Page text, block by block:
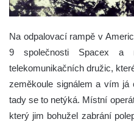
Na odpalovací rampě v
9 společnosti Spacex a
telekomunikačních družic,
zeměkoule signálem a vím já
tady se to netýká. Místní
který jim bohužel zabrání